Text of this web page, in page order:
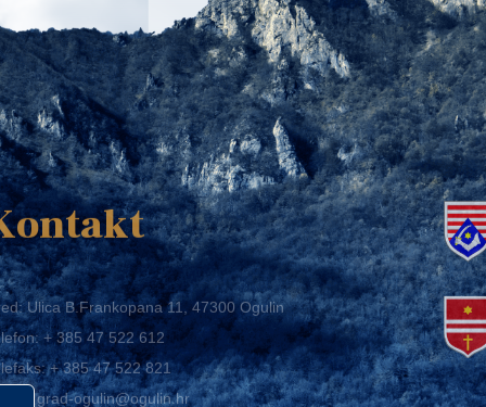
Ulica B.Frankopana 11, 47300 Ogulin
+ 385 47 522 612
+ 385 47 522 821
grad-ogulin@ogulin.hr